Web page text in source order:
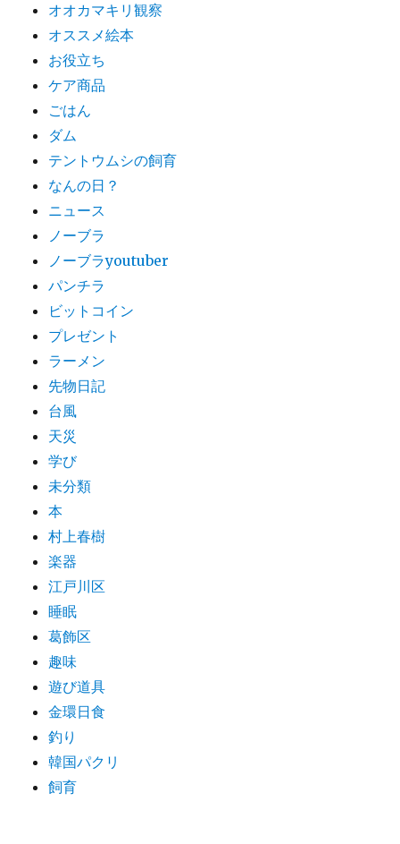
オオカマキリ観察
オススメ絵本
お役立ち
ケア商品
ごはん
ダム
テントウムシの飼育
なんの日？
ニュース
ノーブラ
ノーブラyoutuber
パンチラ
ビットコイン
プレゼント
ラーメン
先物日記
台風
天災
学び
未分類
本
村上春樹
楽器
江戸川区
睡眠
葛飾区
趣味
遊び道具
金環日食
釣り
韓国パクリ
飼育